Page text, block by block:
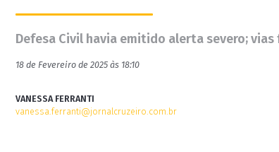
Defesa Civil havia emitido alerta severo;
18 de Fevereiro de 2025 às 18:10
VANESSA FERRANTI
vanessa.ferranti@jornalcruzeiro.com.br